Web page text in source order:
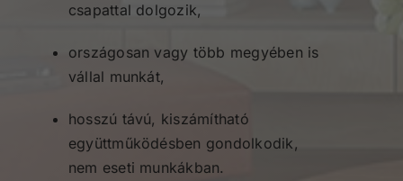
csapattal dolgozik,
országosan vagy több megyében is
vállal munkát,
hosszú távú, kiszámítható
együttműködésben gondolkodik,
nem eseti munkákban.